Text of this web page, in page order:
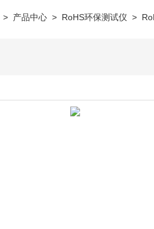
> 产品中心 > RoHS环保测试仪 >